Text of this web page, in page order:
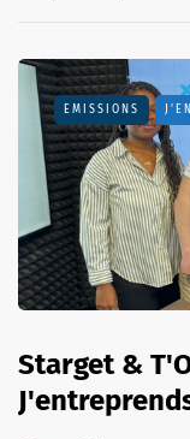
EMISSIONS
Starget &